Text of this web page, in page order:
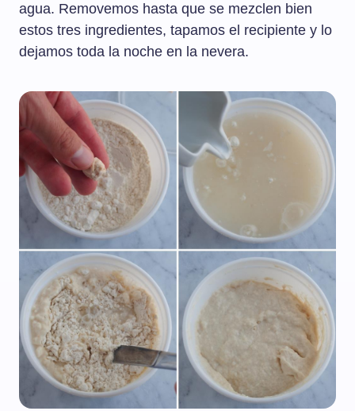
agua. Removemos hasta que se mezclen bien
estos tres ingredientes, tapamos el recipiente y lo
dejamos toda la noche en la nevera.